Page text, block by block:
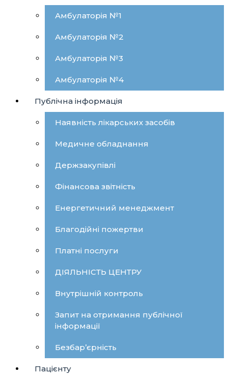
Амбулаторія №1
Амбулаторія №2
Амбулаторія №3
Амбулаторія №4
Публічна інформація
Наявність лікарських засобів
Медичне обладнання
Держзакупівлі
Фінансова звітність
Енергетичний менеджмент
Благодійні пожертви
Платні послуги
ДІЯЛЬНІСТЬ ЦЕНТРУ
Внутрішній контроль
Запит на отримання публічної
інформації
Безбар’єрність
Пацієнту